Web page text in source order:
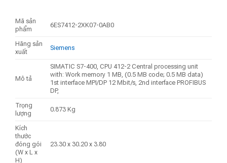
Mã sản
phẩm
6ES7412-2XK07-0AB0
Hãng sản
xuất
Siemens
Mô tả
SIMATIC S7-400, CPU 412-2 Central processing unit
with: Work memory 1 MB, (0.5 MB code; 0.5 MB data)
1st interface MPI/DP 12 Mbit/s, 2nd interface PROFIBUS
DP,
Trọng
lượng
0.873 Kg
Kích
thước
đóng gói
(W x L x
H)
23.30 x 30.20 x 3.80